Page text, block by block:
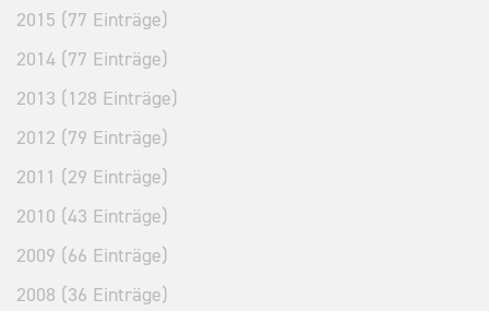
2015 (77 Einträge)
2014 (77 Einträge)
2013 (128 Einträge)
2012 (79 Einträge)
2011 (29 Einträge)
2010 (43 Einträge)
2009 (66 Einträge)
2008 (36 Einträge)